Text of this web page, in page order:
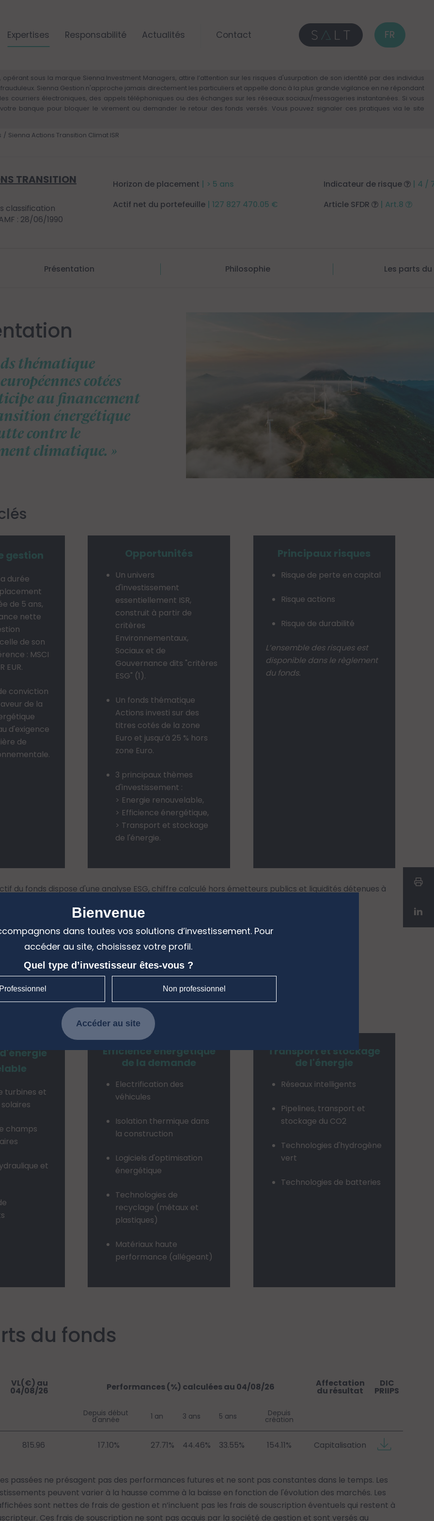
Expertises Responsabilité Actualités Contact FR
opérant sous la marque Sienna Investment Managers, attire l’attention sur les risques d'usurpation de son identité par des individus
Sienna Gestion n'approche jamais directement les particuliers et appelle donc à la plus grande vigilance en ne répondant
courriers électroniques, des appels téléphoniques ou des échanges sur les réseaux sociaux/messageries instantanées. Si vous
banque pour bloquer le virement ou demander le retour des fonds versés. Vous pouvez signaler ces pratiques via le site
Sienna Actions Transition Climat ISR
TRANSITION
classification
: 28/06/1990
Horizon de placement | > 5 ans
Actif net du portefeuille| 127 827 470.05 €
Indicateur de risque
| 4 /
Article SFDR
| Art.8
Présentation Philosophie Les parts
thématique
cotées
au financement
énergétique
contre le
climatique.
gestion
durée
de 5 ans,
nette
de son
: MSCI
EUR.
conviction
de la
d'exigence
de
Opportunités
Un univers
d'investissement
essentiellement ISR,
construit à partir de
critères
Environnementaux,
Sociaux et de
Gouvernance dits "critères
ESG" (1).
Un fonds thématique
Actions investi sur des
titres cotés de la zone
Euro et jusqu’à 25 % hors
zone Euro.
3 principaux thèmes
d'investissement :
> Energie renouvelable,
> Efficience énergétique,
> Transport et stockage
de l'énergie.
Principaux risques
Risque de perte en capital
Risque actions
Risque de durabilité
L’ensemble des risques est
disponible dans le règlement
du fonds.
du fonds dispose d'une analyse ESG, chiffre calculé hors émetteurs publics et liquidités détenues à
reposant sur 3 thèmes d'investissement.
turbines et
champs
et
Efficience énergétique
de la demande
Electrification des
véhicules
Isolation thermique dans
la construction
Logiciels d'optimisation
énergétique
Technologies de
recyclage (métaux et
plastiques)
Matériaux haute
performance (allégeant)
Transport et stockage
de l'énergie
Réseaux intelligents
Pipelines, transport et
stockage du CO2
Technologies d'hydrogène
vert
Technologies de batteries
du fonds
VL(€) au
04/08/26 Performances (%) calculées au 04/08/26 Affectation
du résultat
DIC
PRIIPS
Depuis début
d'année 1 an 3 ans 5 ans Depuis
création
815.96 17.10% 27.71% 44.46% 33.55% 154.11% Capitalisation
passées ne présagent pas des performances futures et ne sont pas constantes dans le temps. Les
peuvent varier à la hausse comme à la baisse en fonction de l'évolution des marchés. Les
sont nettes de frais de gestion et n’incluent pas les frais de souscription éventuels qui restent à
Ces frais de souscription ne sont pas acquis par la société de gestion et sont versés au
Bienvenue
dans toutes vos solutions d’investissement. Pour
accéder au site, choisissez votre profil.
Quel type d’investisseur êtes-vous ?
Professionnel Non professionnel
Accéder au site